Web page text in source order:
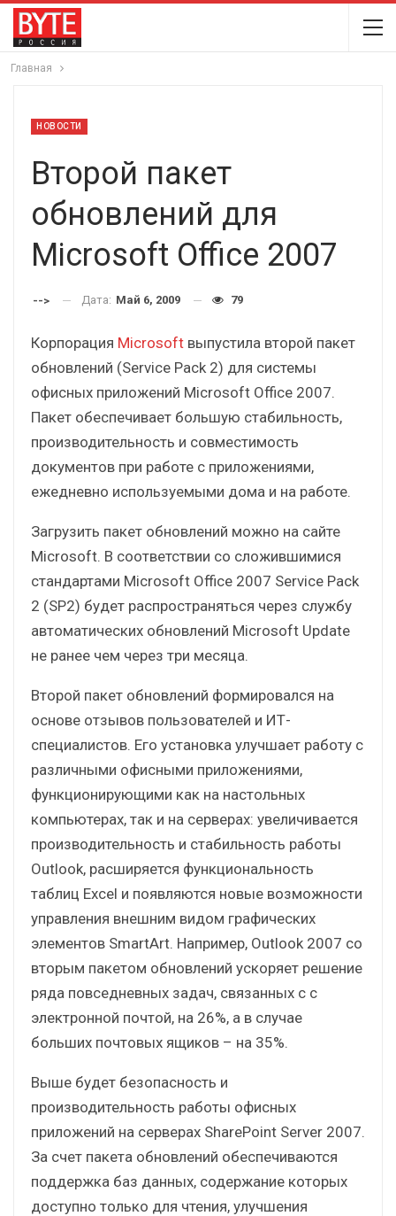
Главная
НОВОСТИ
Второй пакет
обновлений для
Microsoft Office 2007
--> Дата: Май 6, 2009 79
Корпорация Microsoft выпустила второй пакет
обновлений (Service Pack 2) для системы
офисных приложений Microsoft Office 2007.
Пакет обеспечивает большую стабильность,
производительность и совместимость
документов при работе с приложениями,
ежедневно используемыми дома и на работе.
Загрузить пакет обновлений можно на сайте
Microsoft. В соответствии со сложившимися
стандартами Microsoft Office 2007 Service Pack
2 (SP2) будет распространяться через службу
автоматических обновлений Microsoft Update
не ранее чем через три месяца.
Второй пакет обновлений формировался на
основе отзывов пользователей и ИТ-
специалистов. Его установка улучшает работу с
различными офисными приложениями,
функционирующими как на настольных
компьютерах, так и на серверах: увеличивается
производительность и стабильность работы
Outlook, расширяется функциональность
таблиц Excel и появляются новые возможности
управления внешним видом графических
элементов SmartArt. Например, Outlook 2007 со
вторым пакетом обновлений ускоряет решение
ряда повседневных задач, связанных с с
электронной почтой, на 26%, а в случае
больших почтовых ящиков – на 35%.
Выше будет безопасность и
производительность работы офисных
приложений на серверах SharePoint Server 2007.
За счет пакета обновлений обеспечиваются
поддержка баз данных, содержание которых
доступно только для чтения, улучшения